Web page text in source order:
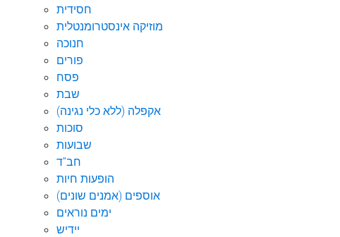
חסידית
מוזיקה אינסטרומנטלית
חנוכה
פורים
פסח
שבת
אקפלה (ללא כלי נגינה)
סוכות
שבועות
חב"ד
הופעות חיות
אוספים (אמנים שונים)
ימים נוראים
יידיש